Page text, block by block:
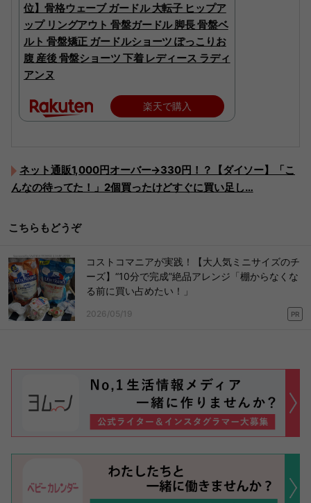
位】骨格ウェーブ ガードル 大転子 ヒップア
ップ リングアウト 骨盤ガードル 脚長 骨盤ベ
ルト 骨盤矯正 ガードルショーツ ぽっこりお
腹 産後 骨盤ショーツ 下着 レディース ラディ
アンヌ
楽天で購入
ネット通販1,000円オーバー→330円！？【ダイソー】「こ
んなの待ってた！」2個買ったけどすぐに買い足し…
こちらもどうぞ
コストコマニアが実践！【大人気ミニサイズのチ
ーズ】“10分で完成”絶品アレンジ「棚からなくな
る前に買い占めたい！」
2026/05/19 PR